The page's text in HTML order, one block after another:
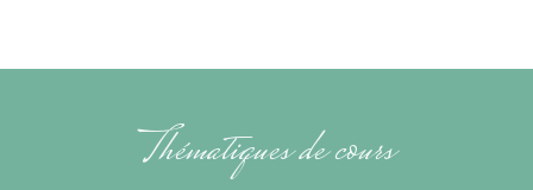
Thématiques de cours